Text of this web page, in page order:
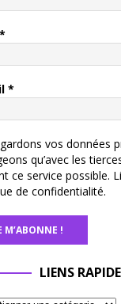
*
*
vos données
qu’avec les
ce service possible.
de confidentialité.
LIENS